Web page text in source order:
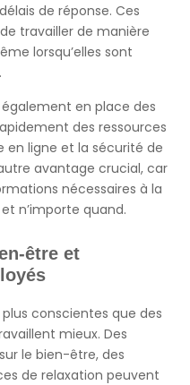
de réponse. Ces
travailler de manière
lorsqu’elles sont
en place des
des ressources
en ligne et la sécurité de
avantage crucial, car
nécessaires à la
n’importe quand.
être et
conscientes que des
mieux. Des
le bien-être, des
de relaxation peuvent